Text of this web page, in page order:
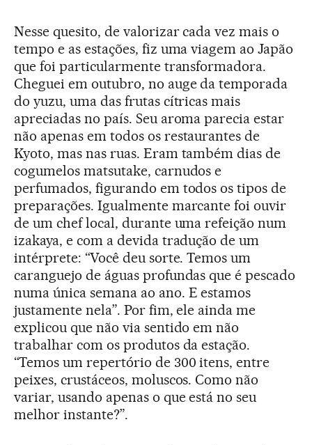
Nesse quesito, de valorizar cada vez mais o
tempo e as estações, fiz uma viagem ao Japão
que foi particularmente transformadora.
Cheguei em outubro, no auge da temporada
do yuzu, uma das frutas cítricas mais
apreciadas no país. Seu aroma parecia estar
não apenas em todos os restaurantes de
Kyoto, mas nas ruas. Eram também dias de
cogumelos matsutake, carnudos e
perfumados, figurando em todos os tipos de
preparações. Igualmente marcante foi ouvir
de um chef local, durante uma refeição num
izakaya, e com a devida tradução de um
intérprete: “Você deu sorte. Temos um
caranguejo de águas profundas que é pescado
numa única semana ao ano. E estamos
justamente nela”. Por fim, ele ainda me
explicou que não via sentido em não
trabalhar com os produtos da estação.
“Temos um repertório de 300 itens, entre
peixes, crustáceos, moluscos. Como não
variar, usando apenas o que está no seu
melhor instante?”.